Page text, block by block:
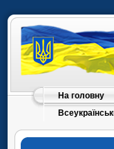
На головну